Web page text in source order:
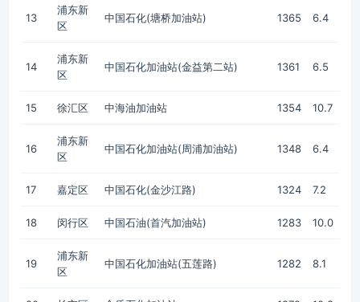
13
浦东新
区
中国石化(塘桥加油站) 1365 6.4
14
浦东新
区
中国石化加油站(金益第二站) 1361 6.5
15 徐汇区 中海油加油站 1354 10.7
16
浦东新
区
中国石化加油站(周浦加油站) 1348 6.4
17 嘉定区 中国石化(金沙江路) 1324 7.2
18 闵行区 中国石油(首汽加油站) 1283 10.0
19
浦东新
区
中国石化加油站(五莲路) 1282 8.1